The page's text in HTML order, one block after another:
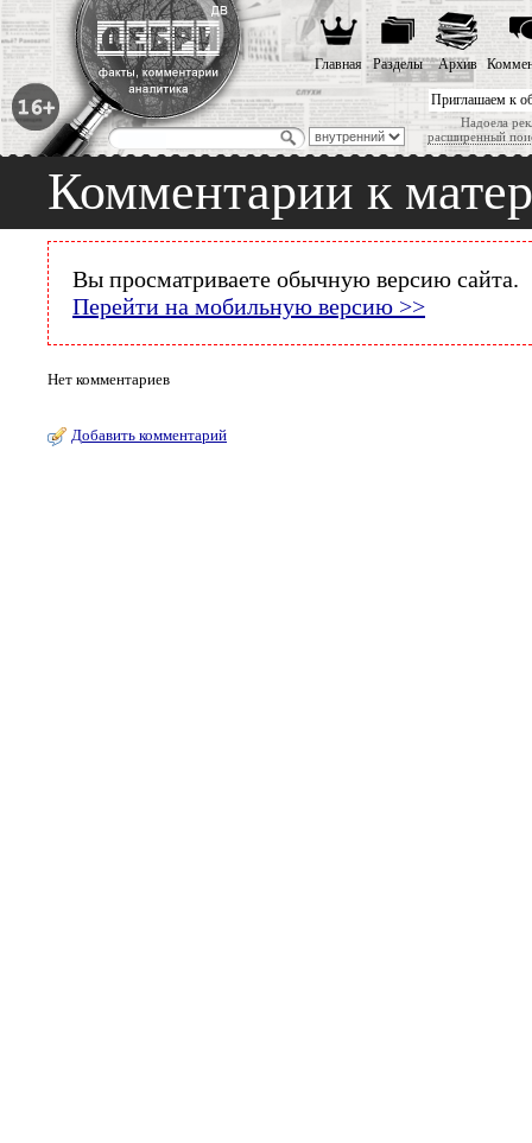
Приглашаем к
Надоела
расширенный
Главная Разделы Архив
Комментарии к
Вы просматриваете обычную версию сайта.
Перейти на мобильную версию >>
Нет комментариев
Добавить комментарий